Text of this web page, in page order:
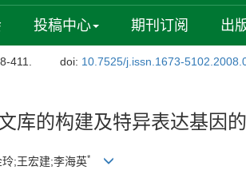
投稿中心 期刊订阅 出
411. doi: 10.7525/j.issn.1673-
库的构建及特异表达基因
;王宏建;李海英*